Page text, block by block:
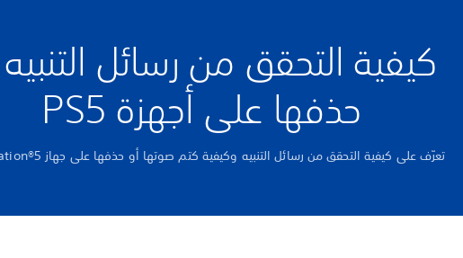
كيفية التحقق من رسائل
حذفها على أجهزة PS5
تعرّف على كيفية التحقق من رسائل التنبيه وكيفية كتم صوتها أو حذفها على جهاز PlayStation®5.